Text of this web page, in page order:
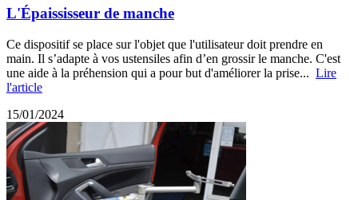
L'Épaississeur de manche
Ce dispositif se place sur l'objet que l'utilisateur doit prendre en
main. Il s’adapte à vos ustensiles afin d’en grossir le manche. C'est
une aide à la préhension qui a pour but d'améliorer la prise... Lire
l'article
15/01/2024